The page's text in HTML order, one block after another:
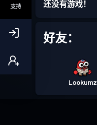
支持 还没有游戏！
好友：
Lookumz